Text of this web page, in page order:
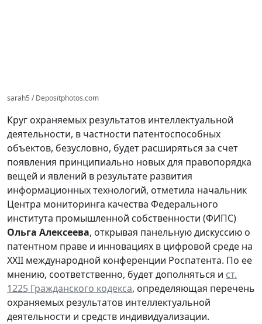
sarah5 / Depositphotos.com
Круг охраняемых результатов интеллектуальной
деятельности, в частности патентоспособных
объектов, безусловно, будет расширяться за счет
появления принципиально новых для правопорядка
вещей и явлений в результате развития
информационных технологий, отметила начальник
Центра мониторинга качества Федерального
института промышленной собственности (ФИПС)
Ольга Алексеева, открывая панельную дискуссию о
патентном праве и инновациях в цифровой среде на
XXII международной конференции Роспатента. По ее
мнению, соответственно, будет дополняться и ст.
1225 Гражданского кодекса, определяющая перечень
охраняемых результатов интеллектуальной
деятельности и средств индивидуализации.